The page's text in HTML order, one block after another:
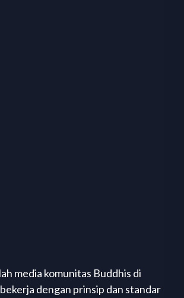
media komunitas Buddhis di
dengan prinsip dan standar